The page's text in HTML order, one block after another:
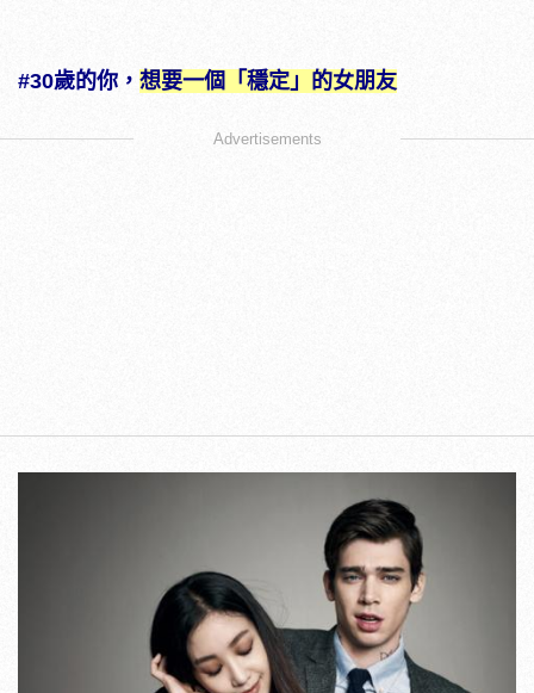
#30歲的你， 想要一個「穩定」的女朋友
Advertisements